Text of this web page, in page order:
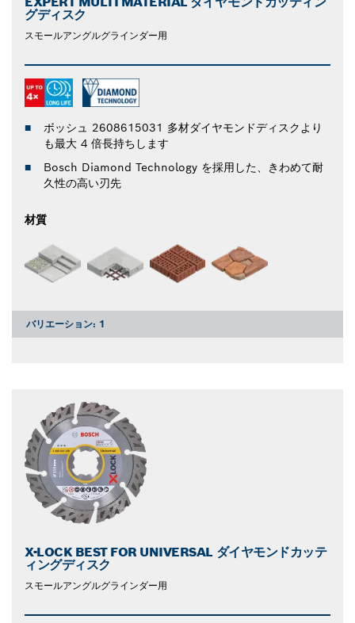
グディスク
スモールアングルグラインダー用
ボッシュ 2608615031 多材ダイヤモンドディスクより
も最大 4 倍長持ちします
Bosch Diamond Technology を採用した、きわめて耐
久性の高い刃先
材質
バリエーション: 1
X-LOCK BEST FOR UNIVERSAL ダイヤモンドカッテ
ィングディスク
スモールアングルグラインダー用